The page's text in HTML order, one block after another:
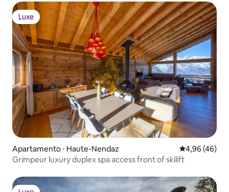
Luxe
Luxe
Apartamento ⋅ Haute-Nendaz 4,96 de uma
4,96 (46)
Grimpeur luxury duplex spa access front of skilift